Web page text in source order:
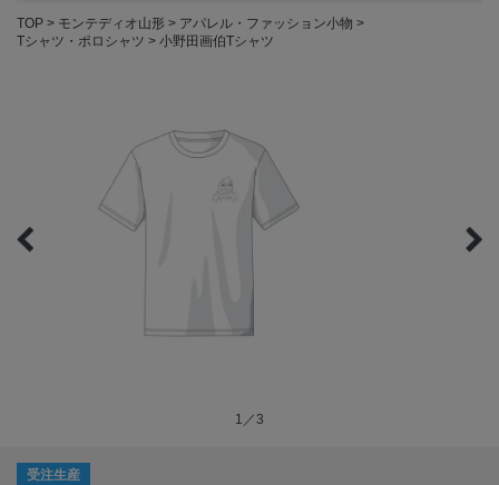
TOP モンテディオ山形
アパレル・ファッション小物
Tシャツ・ポロシャツ
小野田画伯Tシャツ
1／3
受注生産